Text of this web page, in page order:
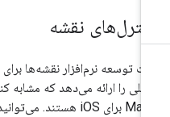
نقشه